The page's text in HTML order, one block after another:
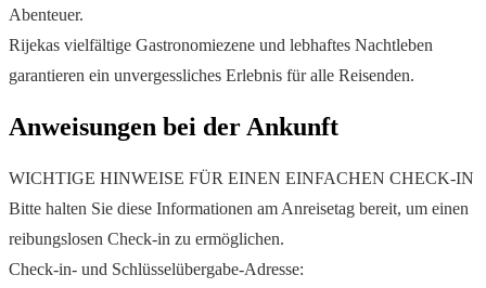
Abenteuer.
Rijekas vielfältige Gastronomiezene und lebhaftes Nachtleben
garantieren ein unvergessliches Erlebnis für alle Reisenden.
Anweisungen bei der Ankunft
WICHTIGE HINWEISE FÜR EINEN EINFACHEN CHECK-IN
Bitte halten Sie diese Informationen am Anreisetag bereit, um einen
reibungslosen Check-in zu ermöglichen.
Check-in- und Schlüsselübergabe-Adresse: